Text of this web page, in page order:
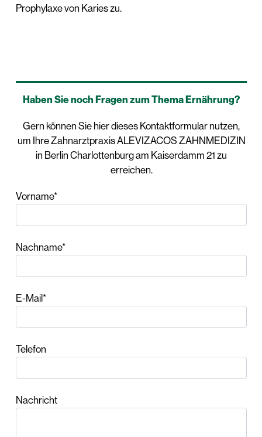
Prophylaxe von Karies zu.
Haben Sie noch Fragen zum Thema Ernährung?
Gern können Sie hier dieses Kontaktformular nutzen,
um Ihre Zahnarztpraxis ALEVIZACOS ZAHNMEDIZIN
in Berlin Charlottenburg am Kaiserdamm 21 zu
erreichen.
Vorname*
Nachname*
E-Mail*
Telefon
Nachricht